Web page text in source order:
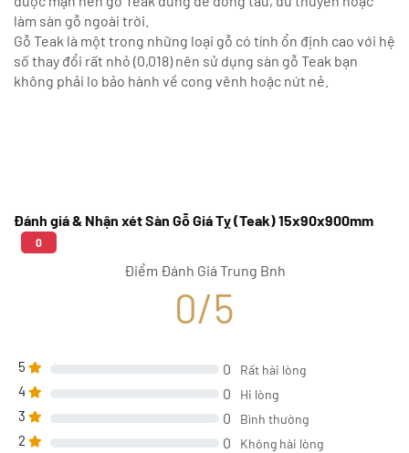
làm sàn gỗ ngoài trời.
Gỗ Teak là một trong những loại gỗ có tính ổn định cao với hệ
số thay đổi rất nhỏ (0,018) nên sử dụng sàn gỗ Teak bạn
không phải lo bảo hành về cong vênh hoặc nứt nẻ.
Đánh giá & Nhận xét Sàn Gỗ Giá Tỵ (Teak) 15x90x900mm
0
Điểm Đánh Giá Trung Bnh
0/5
5 0 Rất hài lòng
4 0 Hi lòng
3 0 Bình thường
2 0 Không hài lòng